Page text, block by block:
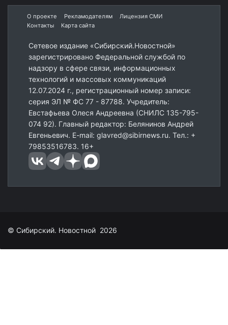
О проекте Рекламодателям
Лицензия СМИ
Контакты
Карта сайта
Сетевое издание «Сибирский.Новостной»
зарегистрировано Федеральной службой по
надзору в сфере связи, информационных
технологий и массовых коммуникаций
12.07.2024 г., регистрационный номер записи:
серия ЭЛ № ФС 77 - 87788. Учредитель:
Евстафьева Олеся Андреевна (СНИЛС 135-795-
074 92). Главный редактор: Белянинов Андрей
Евгеньевич. E-mail: glavred@sibirnews.ru. Тел.: +
79853516783. 16+
© Сибирский. Новостной 2026